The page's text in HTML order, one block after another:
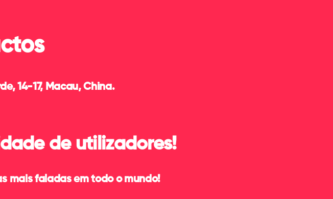
14-17, Macau, China.
de utilizadores!
mais faladas em todo o mundo!